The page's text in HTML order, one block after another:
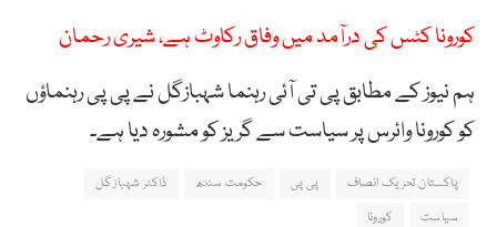
کورونا کٹس کی درآمد میں وفاق رکاوٹ ہے، شیری رحمان
ہم نیوز کے مطابق پی تی آئی رہنما شہبازگل نے پی پی رہنماؤں
کو کورونا وائرس پر سیاست سے گریز کو مشورہ دیا ہے۔
پاکستان تحریک انصاف پی پی حکومت سندھ
ڈاکٹر شہباز گل
سیاست
کورونا